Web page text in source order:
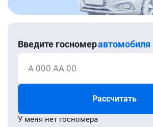
Введите госномеравтомобиля
А 000 АА 00
Рассчитать
У меня нет госномера